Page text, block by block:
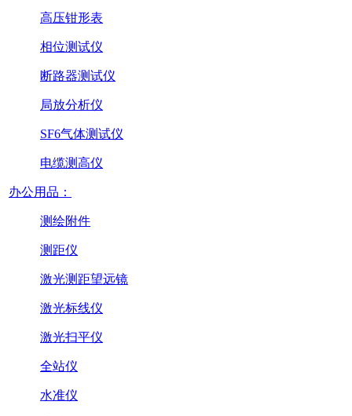
高压钳形表
相位测试仪
断路器测试仪
局放分析仪
SF6气体测试仪
电缆测高仪
办公用品：
测绘附件
测距仪
激光测距望远镜
激光标线仪
激光扫平仪
全站仪
水准仪